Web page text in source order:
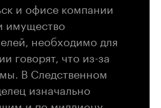
и офисе компании
имущество
необходимо для
говорят, что из-за
В Следственном
изначально